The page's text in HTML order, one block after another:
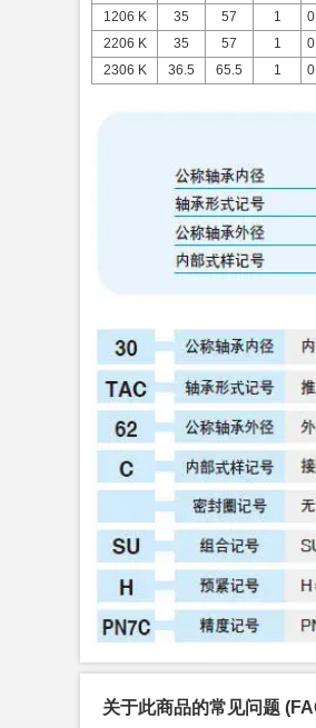
1206 K
35 57 1
2206 K
35 57 1
2306 K
36.5 65.5 1
关于此商品的常见问题